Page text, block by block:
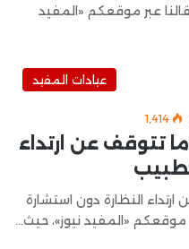
عبر موقعكم «المفيد
عيادات المفيد
1٬414
تتوقف عن ارتداء
النظارة دون استشارة
«المفيد نيوز»، حيث…